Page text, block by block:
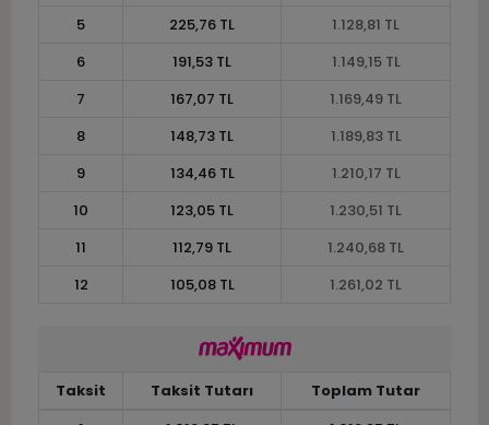
5
225,76 TL
1.128,81 TL
6
191,53 TL
1.149,15 TL
7
167,07 TL
1.169,49 TL
8
148,73 TL
1.189,83 TL
9
134,46 TL
1.210,17 TL
10
123,05 TL
1.230,51 TL
11
112,79 TL
1.240,68 TL
12
105,08 TL 1.261,02 TL
Taksit Taksit Tutarı
Toplam Tutar